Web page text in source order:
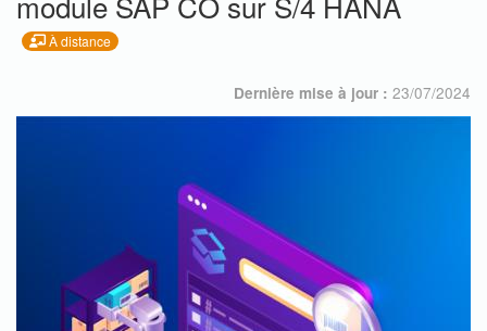
À distance
Dernière mise à jour : 23/07/2024